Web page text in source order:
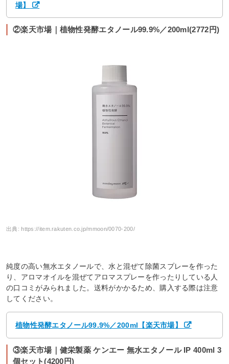
場】
②楽天市場｜植物性発酵エタノール99.9%／200ml(2772円)
出典: https://item.rakuten.co.jp/mmoon/0070-200/
純度の高い無水エタノールで、水と混ぜて除菌スプレーを作った
り、アロマオイルを混ぜてアロマスプレーを作ったりしている人
の口コミがみられました。送料がかかるため、購入する際は注意
してください。
植物性発酵エタノール99.9%／200ml【楽天市場】
③楽天市場｜健栄製薬 ケンエー 無水エタノール IP 400ml 3
個セット(4200円)